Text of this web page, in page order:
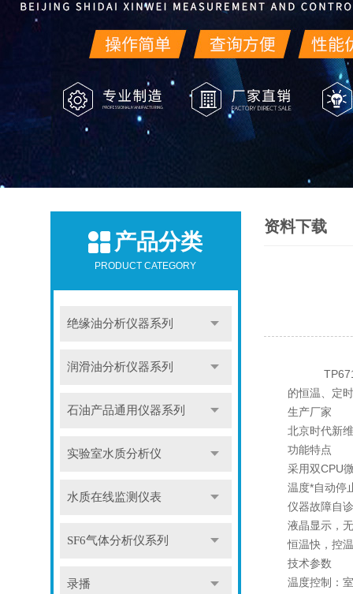
产品分类
PRODUCT CATEGORY
绝缘油分析仪器系列
润滑油分析仪器系列
石油产品通用仪器系列
实验室水质分析仪
水质在线监测仪表
SF6气体分析仪系列
录播
资料下载
TP671多
的恒温、定
生产厂家
北京时代新
功能特点
采用双CPU
温度*自动停
仪器故障自
液晶显示，
恒温快，控
技术参数
温度控制：